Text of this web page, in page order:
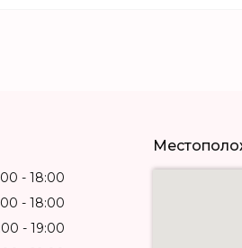
18:00
18:00
19:00